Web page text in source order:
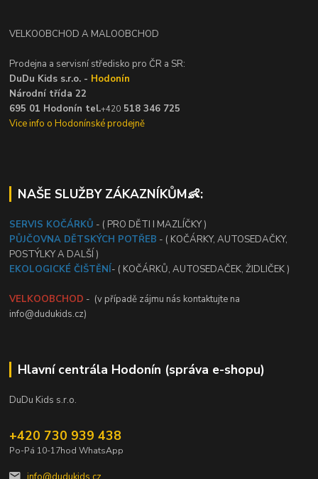
VELKOOBCHOD A MALOOBCHOD
Prodejna a servisní středisko pro ČR a SR:
DuDu Kids s.r.o. - Hodonín
Národní třída 22
695 01 Hodonín tel.+420 518 346 725
Vice info o Hodonínské prodejně
NAŠE SLUŽBY ZÁKAZNÍKŮM👶:
SERVIS KOČÁRKŮ - ( PRO DĚTI I MAZLÍČKY )
PŮJČOVNA DĚTSKÝCH POTŘEB - ( KOČÁRKY, AUTOSEDAČKY,
POSTÝLKY A DALŠÍ )
EKOLOGICKÉ ČIŠTĚNÍ- ( KOČÁRKŮ, AUTOSEDAČEK, ŽIDLIČEK )
VELKOOBCHOD - (v případě zájmu nás kontaktujte na
info@dudukids.cz)
Hlavní centrála Hodonín (správa e-shopu)
DuDu Kids s.r.o.
+420 730 939 438
Po-Pá 10-17hod WhatsApp